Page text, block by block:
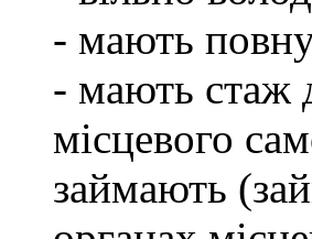
- мають
- мають стаж
місцевого
займають